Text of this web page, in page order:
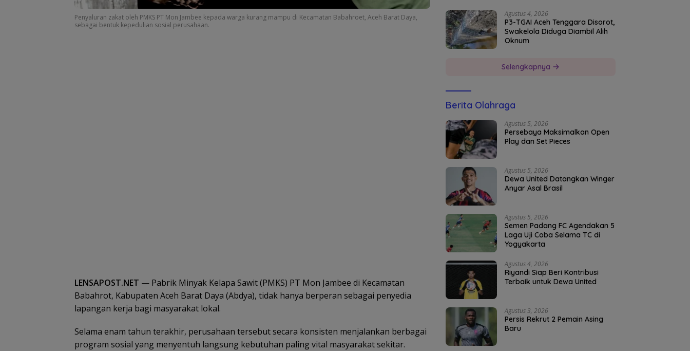
Penyaluran zakat oleh PMKS PT Mon Jambee kepada warga kurang mampu di Kecamatan Babahroet, Aceh Barat Daya,
sebagai bentuk kepedulian sosial perusahaan.
LENSAPOST.NET — Pabrik Minyak Kelapa Sawit (PMKS) PT Mon Jambee di Kecamatan
Babahrot, Kabupaten Aceh Barat Daya (Abdya), tidak hanya berperan sebagai penyedia
lapangan kerja bagi masyarakat lokal.
Selama enam tahun terakhir, perusahaan tersebut secara konsisten menjalankan berbagai
program sosial yang menyentuh langsung kebutuhan paling vital masyarakat sekitar.
Agustus 4, 2026
P3-TGAI Aceh Tenggara Disorot,
Swakelola Diduga Diambil Alih
Oknum
Selengkapnya
Berita Olahraga
Agustus 5, 2026
Persebaya Maksimalkan Open
Play dan Set Pieces
Agustus 5, 2026
Dewa United Datangkan Winger
Anyar Asal Brasil
Agustus 5, 2026
Semen Padang FC Agendakan 5
Laga Uji Coba Selama TC di
Yogyakarta
Agustus 4, 2026
Riyandi Siap Beri Kontribusi
Terbaik untuk Dewa United
Agustus 3, 2026
Persis Rekrut 2 Pemain Asing
Baru